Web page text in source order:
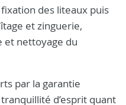
fixation des liteaux puis
et zinguerie,
et nettoyage du
par la garantie
d’esprit quant